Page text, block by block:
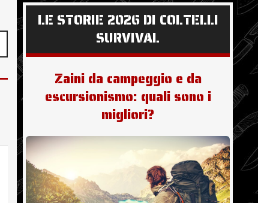
LE STORIE 2026 DI COLTELLI
SURVIVAL
Zaini da campeggio e da
escursionismo: quali sono i
migliori?